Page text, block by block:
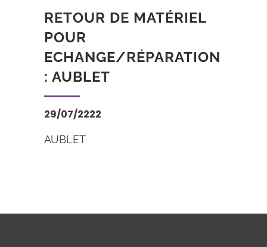
RETOUR DE MATÉRIEL
POUR
ECHANGE/RÉPARATION
: AUBLET
29/07/2222
AUBLET